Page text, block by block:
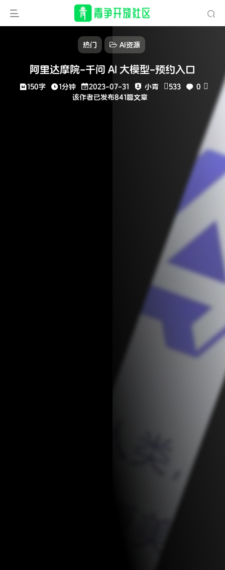
热门 AI资源
阿里达摩院-千问 AI 大模型-预约入口
150字 1分钟 2023-07-31 小青 533
0
该作者已发布841篇文章